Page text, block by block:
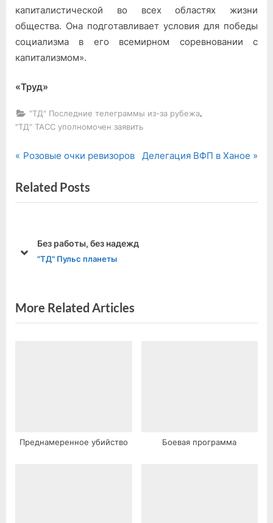
капиталистической во всех обла­стях жизни
общества. Она подго­тавливает условия для победы
со­циализма в его всемирном сорев­новании с
капитализмом».
«Труд»
"ТД" Последние телеграммы из-за рубежа,
"ТД" ТАСС уполномочен заявить
Навигация
по
записям
P
e
v
u
s
Розовые очки ревизоров
N
t
Делегация ВФП в Ханое
Related Posts
Без работы, без надежд
"ТД" Пульс планеты
prev
next
More Related Articles
Преднамеренное убийство Боевая программа